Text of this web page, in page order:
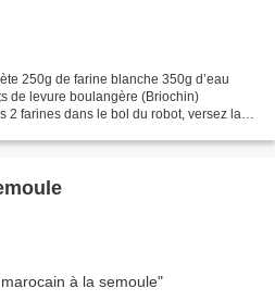
250g de farine blanche 350g d’eau
de levure boulangère (Briochin)
2 farines dans le bol du robot, versez la